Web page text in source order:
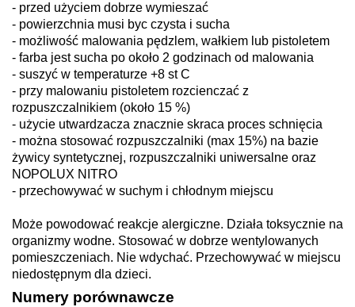
- przed użyciem dobrze wymieszać
- powierzchnia musi byc czysta i sucha
- możliwość malowania pędzlem, wałkiem lub pistoletem
- farba jest sucha po około 2 godzinach od malowania
- suszyć w temperaturze +8 st C
- przy malowaniu pistoletem rozcienczać z
rozpuszczalnikiem (około 15 %)
- użycie utwardzacza znacznie skraca proces schnięcia
- można stosować rozpuszczalniki (max 15%) na bazie
żywicy syntetycznej, rozpuszczalniki uniwersalne oraz
NOPOLUX NITRO
- przechowywać w suchym i chłodnym miejscu
Może powodować reakcje alergiczne. Działa toksycznie na
organizmy wodne. Stosować w dobrze wentylowanych
pomieszczeniach. Nie wdychać. Przechowywać w miejscu
niedostępnym dla dzieci.
Numery porównawcze